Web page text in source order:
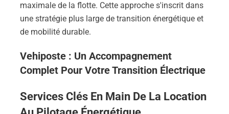
maximale de la flotte. Cette approche s'inscrit dans
une stratégie plus large de transition énergétique et
de mobilité durable.
Vehiposte : Un Accompagnement
Complet Pour Votre Transition Électrique
Services Clés En Main De La Location